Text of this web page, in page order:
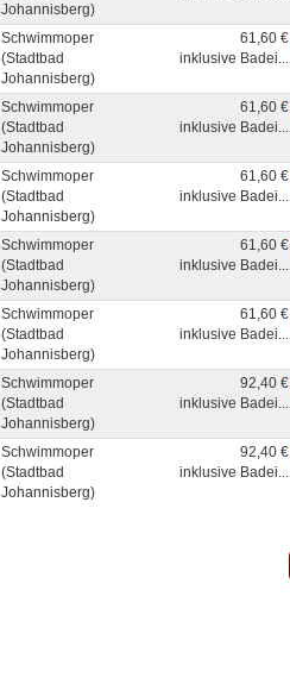
Johannisberg)
Schwimmoper
(Stadtbad
Johannisberg)
61,60 €
inklusive Badei...
Schwimmoper
(Stadtbad
Johannisberg)
61,60 €
inklusive Badei...
Schwimmoper
(Stadtbad
Johannisberg)
61,60 €
inklusive Badei...
Schwimmoper
(Stadtbad
Johannisberg)
61,60 €
inklusive Badei...
Schwimmoper
(Stadtbad
Johannisberg)
61,60 €
inklusive Badei...
Schwimmoper
(Stadtbad
Johannisberg)
92,40 €
inklusive Badei...
Schwimmoper
(Stadtbad
Johannisberg)
92,40 €
inklusive Badei...